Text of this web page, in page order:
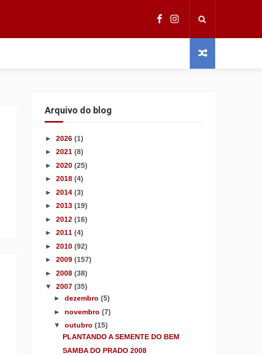
Arquivo do blog
► 2026 (1)
► 2021 (8)
► 2020 (25)
► 2018 (4)
► 2014 (3)
► 2013 (19)
► 2012 (16)
► 2011 (4)
► 2010 (92)
► 2009 (157)
► 2008 (38)
▼ 2007 (35)
► dezembro (5)
► novembro (7)
▼ outubro (15)
PLANTANDO A SEMENTE DO BEM
SAMBA DO PRADO 2008